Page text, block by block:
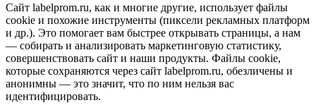
Сайт labelprom.ru, как и многие другие, использует файлы
cookie и похожие инструменты (пиксели рекламных платформ
и др.). Это помогает вам быстрее открывать страницы, а нам
— собирать и анализировать маркетинговую статистику,
совершенствовать сайт и наши продукты. Файлы сookie,
которые сохраняются через сайт labelprom.ru, обезличены и
анонимны — это значит, что по ним нельзя вас
идентифицировать.